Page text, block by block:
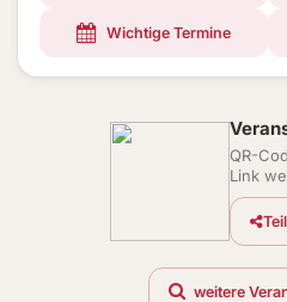
Wichtige Termine
QR-
Link
weitere